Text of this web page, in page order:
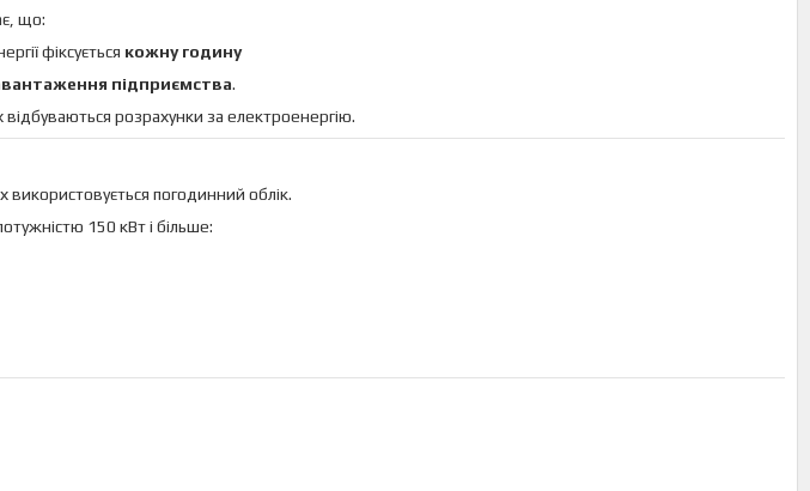
що:
фіксується кожну годину
підприємства.
розрахунки за електроенергію.
використовується погодинний облік.
150 кВт і більше: